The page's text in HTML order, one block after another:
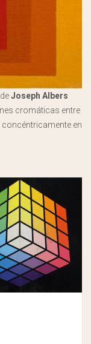
Joseph Albers
cromáticas entre
en